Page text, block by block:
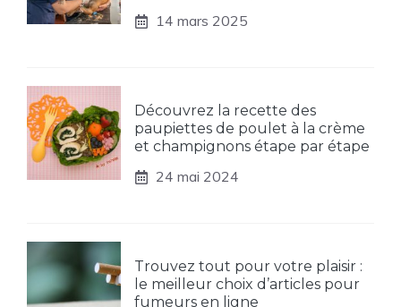
14 mars 2025
Découvrez la recette des
paupiettes de poulet à la crème
et champignons étape par étape
24 mai 2024
Trouvez tout pour votre plaisir :
le meilleur choix d’articles pour
fumeurs en ligne